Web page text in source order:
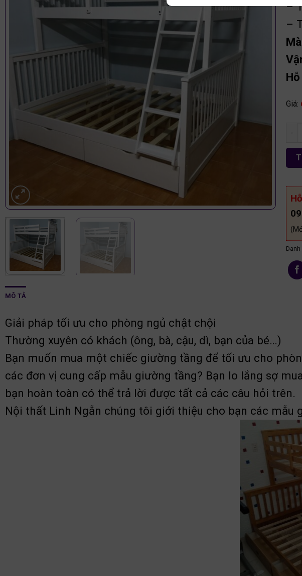
–
–
Giá:
MÔ TẢ
Giải pháp tối ưu cho phòng ngủ chật chội
Thường xuyên có khách (ông, bà, cậu, dì, bạn của bé…)
Bạn muốn mua một chiếc giường tầng để tối ưu cho
các đơn vị cung cấp mẫu giường tầng? Bạn lo lắng sợ
bạn hoàn toàn có thể trả lời được tất cả các câu hỏi trên.
Nội thất Linh Ngẫn chúng tôi giới thiệu cho bạn các